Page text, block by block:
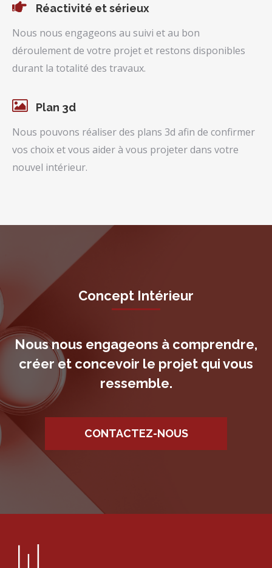
Réactivité et sérieux
Nous nous engageons au suivi et au bon
déroulement de votre projet et restons disponibles
durant la totalité des travaux.
Plan 3d
Nous pouvons réaliser des plans 3d afin de confirmer
vos choix et vous aider à vous projeter dans votre
nouvel intérieur.
Concept Intérieur
Nous nous engageons à comprendre,
créer et concevoir le projet qui vous
ressemble.
CONTACTEZ-NOUS